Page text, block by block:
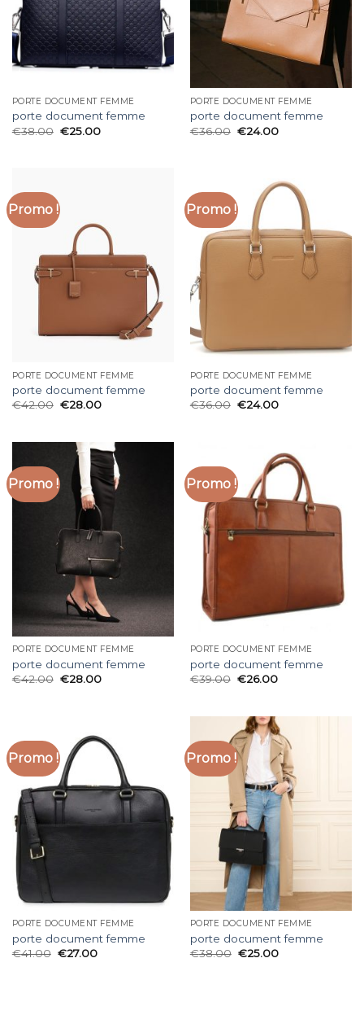
PORTE DOCUMENT FEMME
porte document femme
€38.00 €25.00
PORTE DOCUMENT FEMME
porte document femme
€36.00 €24.00
Promo !
PORTE DOCUMENT FEMME
porte document femme
€42.00 €28.00
Promo !
PORTE DOCUMENT FEMME
porte document femme
€36.00 €24.00
Promo !
PORTE DOCUMENT FEMME
porte document femme
€42.00 €28.00
Promo !
PORTE DOCUMENT FEMME
porte document femme
€39.00 €26.00
Promo !
PORTE DOCUMENT FEMME
porte document femme
€41.00 €27.00
Promo !
PORTE DOCUMENT FEMME
porte document femme
€38.00 €25.00